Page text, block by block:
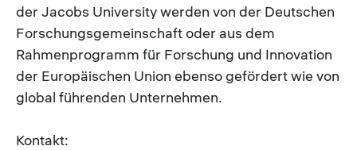
der Jacobs University werden von der Deutschen
Forschungsgemeinschaft oder aus dem
Rahmenprogramm für Forschung und Innovation
der Europäischen Union ebenso gefördert wie von
global führenden Unternehmen.
Kontakt: